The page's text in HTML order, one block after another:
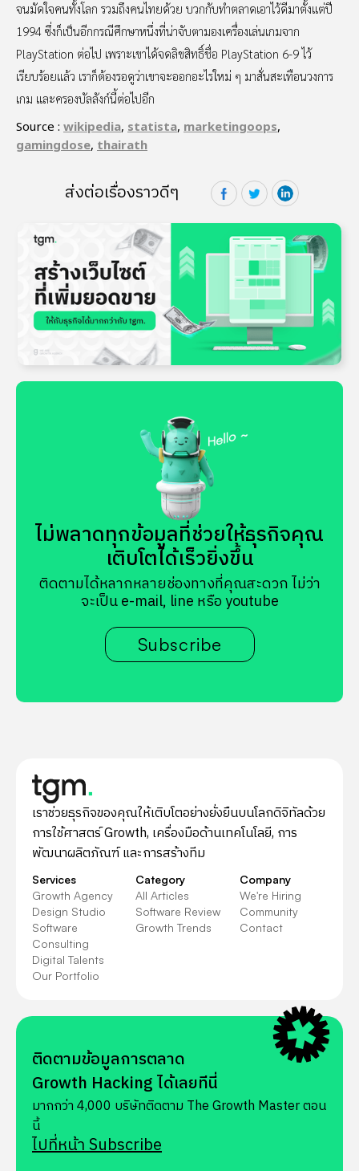
จนมัดใจคนทั้งโลก รวมถึงคนไทยด้วย บวกกับทำตลาดเอาไว้ดีมาตั้งแต่ปี
1994 ซึ่งก็เป็นอีกกรณีศึกษาหนึ่งที่น่าจับตามองเครื่องเล่นเกมจาก
PlayStation ต่อไป เพราะเขาได้จดลิขสิทธิ์ชื่อ PlayStation 6-9 ไว้
เรียบร้อยแล้ว เราก็ต้องรอดูว่าเขาจะออกอะไรใหม่ ๆ มาสั่นสะเทือนวงการ
เกม และครองบัลลังก์นี้ต่อไปอีก
Source : wikipedia, statista, marketingoops,
gamingdose, thairath
ส่งต่อเรื่องราวดีๆ
ไม่พลาดทุกข้อมูลที่ช่วยให้ธุรกิจคุณ
เติบโตได้เร็วยิ่งขึ้น
ติดตามได้หลากหลายช่องทางที่คุณสะดวก ไม่ว่า
จะเป็น e-mail, line หรือ youtube
Subscribe
เราช่วยธุรกิจของคุณให้เติบโตอย่างยั่งยืนบนโลกดิจิทัลด้วย
การใช้ศาสตร์ Growth, เครื่องมือด้านเทคโนโลยี, การ
พัฒนาผลิตภัณฑ์ และการสร้างทีม
Services
Growth Agency
Design Studio
Software
Consulting
Digital Talents
Our Portfolio
Category
All Articles
Software Review
Growth Trends
Company
We're Hiring
Community
Contact
ติดตามข้อมูลการตลาด
Growth Hacking ได้เลยทีนี่
มากกว่า 4,000 บริษัทติดตาม The Growth Master ตอน
นี้
ไปที่หน้า Subscribe